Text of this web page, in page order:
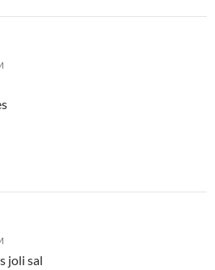
joli sal